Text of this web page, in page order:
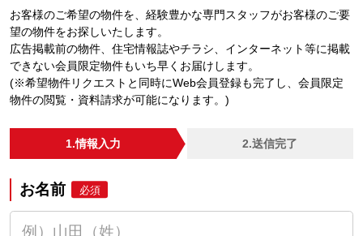
お客様のご希望の物件を、経験豊かな専門スタッフがお客様のご要
望の物件をお探しいたします。
広告掲載前の物件、住宅情報誌やチラシ、インターネット等に掲載
できない会員限定物件もいち早くお届けします。
(※希望物件リクエストと同時にWeb会員登録も完了し、会員限定
物件の閲覧・資料請求が可能になります。)
1.情報入力 2.送信完了
お名前 必須